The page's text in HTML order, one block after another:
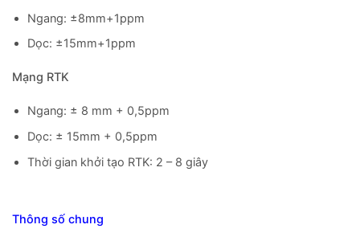
Ngang: ±8mm+1ppm
Dọc: ±15mm+1ppm
Mạng RTK
Ngang: ± 8 mm + 0,5ppm
Dọc: ± 15mm + 0,5ppm
Thời gian khởi tạo RTK: 2 – 8 giây
Thông số chung